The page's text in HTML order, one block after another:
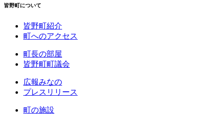
皆野町について
皆野町紹介
町へのアクセス
町長の部屋
皆野町町議会
広報みなの
プレスリリース
町の施設